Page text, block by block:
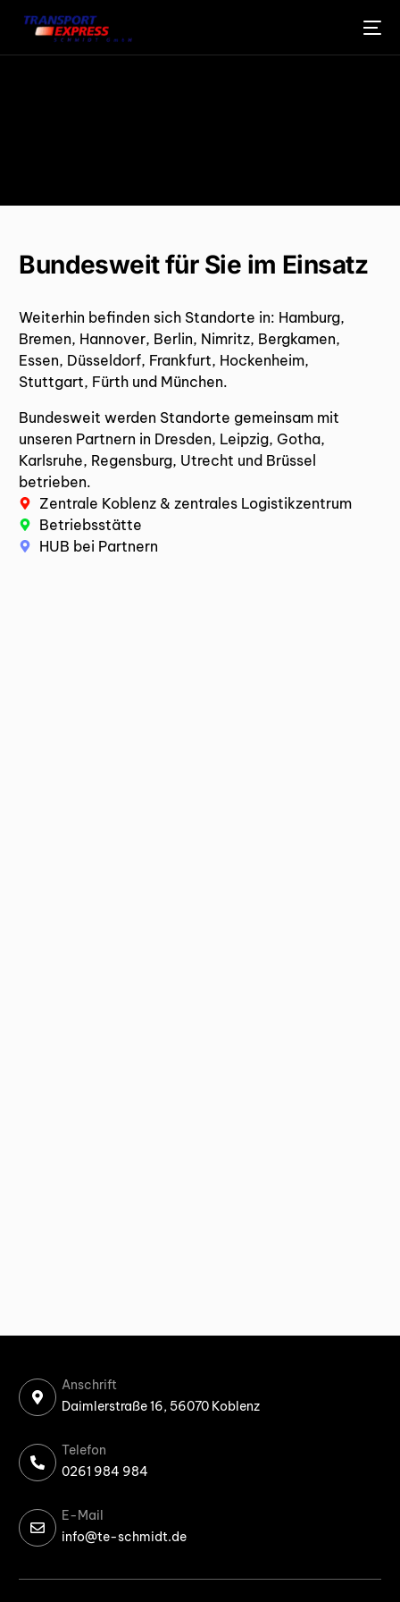
Bundesweit für Sie im Einsatz
Weiterhin befinden sich Standorte in: Hamburg,
Bremen, Hannover, Berlin, Nimritz, Bergkamen,
Essen, Düsseldorf, Frankfurt, Hockenheim,
Stuttgart, Fürth und München.
Bundesweit werden Standorte gemeinsam mit
unseren Partnern in Dresden, Leipzig, Gotha,
Karlsruhe, Regensburg, Utrecht und Brüssel
betrieben.
Zentrale Koblenz & zentrales Logistikzentrum
Betriebsstätte
HUB bei Partnern
Anschrift
Daimlerstraße 16, 56070 Koblenz
Telefon
0261 984 984
E-Mail
info@te-schmidt.de
DEUTSCH